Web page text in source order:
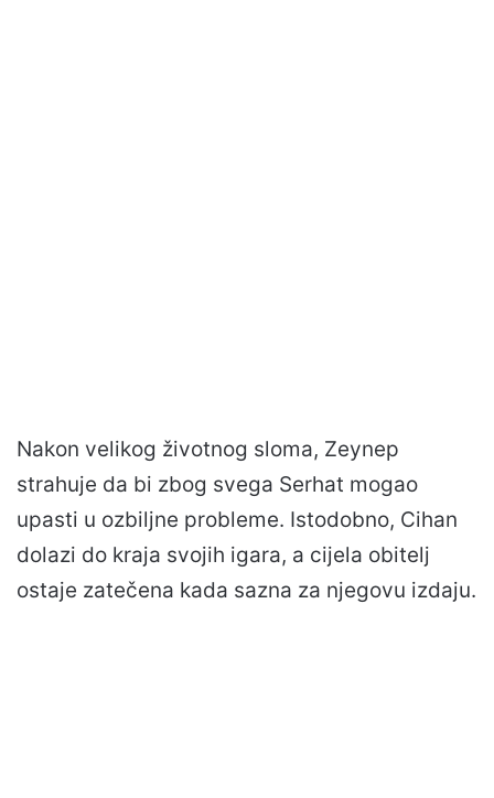
Nakon velikog životnog sloma, Zeynep
strahuje da bi zbog svega Serhat mogao
upasti u ozbiljne probleme. Istodobno, Cihan
dolazi do kraja svojih igara, a cijela obitelj
ostaje zatečena kada sazna za njegovu izdaju.